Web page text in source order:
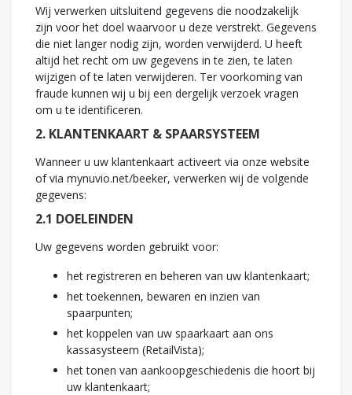
Wij verwerken uitsluitend gegevens die noodzakelijk
zijn voor het doel waarvoor u deze verstrekt. Gegevens
die niet langer nodig zijn, worden verwijderd. U heeft
altijd het recht om uw gegevens in te zien, te laten
wijzigen of te laten verwijderen. Ter voorkoming van
fraude kunnen wij u bij een dergelijk verzoek vragen
om u te identificeren.
2. KLANTENKAART & SPAARSYSTEEM
Wanneer u uw klantenkaart activeert via onze website
of via mynuvio.net/beeker, verwerken wij de volgende
gegevens:
2.1 DOELEINDEN
Uw gegevens worden gebruikt voor:
het registreren en beheren van uw klantenkaart;
het toekennen, bewaren en inzien van
spaarpunten;
het koppelen van uw spaarkaart aan ons
kassasysteem (RetailVista);
het tonen van aankoopgeschiedenis die hoort bij
uw klantenkaart;